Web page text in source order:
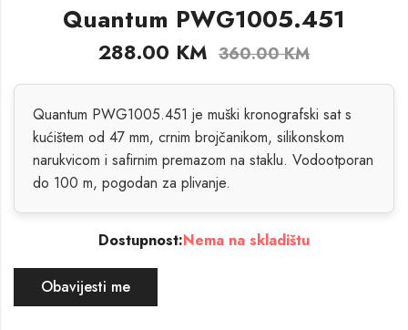
Quantum PWG1005.451
288.00 KM 360.00KM
Quantum PWG1005.451 je muški kronografski sat s
kućištem od 47 mm, crnim brojčanikom, silikonskom
narukvicom i safirnim premazom na staklu. Vodootporan
do 100 m, pogodan za plivanje.
Dostupnost:Nema na skladištu
Obavijesti me